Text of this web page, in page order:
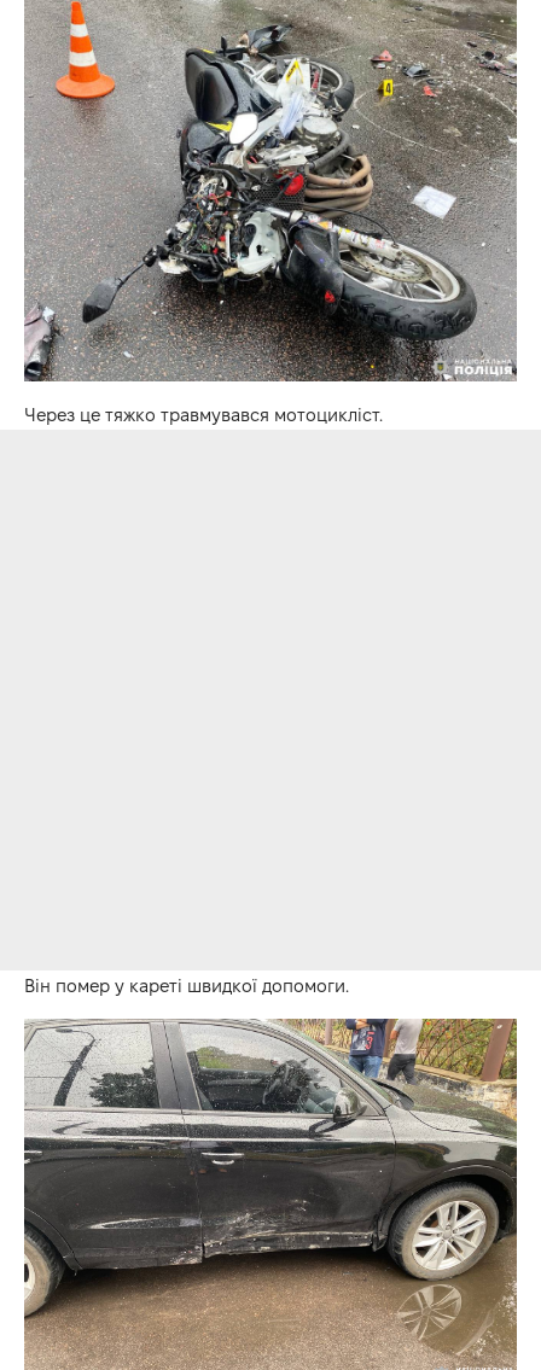
Через це тяжко травмувався мотоцикліст.
Він помер у кареті швидкої допомоги.